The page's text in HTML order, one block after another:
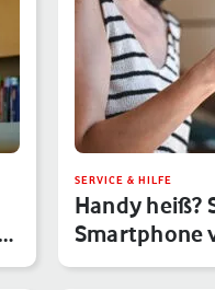
SERVICE & HILFE
Handy heiß?
Smartphone